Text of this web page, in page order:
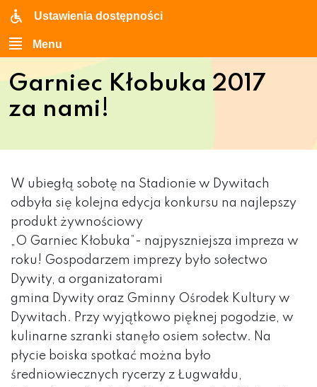
Ustawienia dostępności
Menu
Garniec Kłobuka 2017
za nami!
W ubiegłą sobotę na Stadionie w Dywitach
odbyła się kolejna edycja konkursu na najlepszy
produkt żywnościowy
„O Garniec Kłobuka”- najpyszniejsza impreza w
roku! Gospodarzem imprezy było sołectwo
Dywity, a organizatorami
gmina Dywity oraz Gminny Ośrodek Kultury w
Dywitach. Przy wyjątkowo pięknej pogodzie, w
kulinarne szranki stanęło osiem sołectw. Na
płycie boiska spotkać można było
średniowiecznych rycerzy z Ługwałdu,